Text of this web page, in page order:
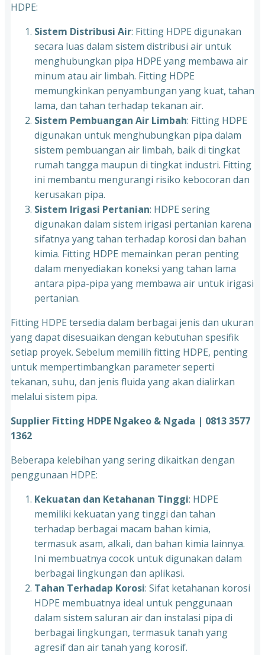
HDPE:
Sistem Distribusi Air: Fitting HDPE digunakan
secara luas dalam sistem distribusi air untuk
menghubungkan pipa HDPE yang membawa air
minum atau air limbah. Fitting HDPE
memungkinkan penyambungan yang kuat, tahan
lama, dan tahan terhadap tekanan air.
Sistem Pembuangan Air Limbah: Fitting HDPE
digunakan untuk menghubungkan pipa dalam
sistem pembuangan air limbah, baik di tingkat
rumah tangga maupun di tingkat industri. Fitting
ini membantu mengurangi risiko kebocoran dan
kerusakan pipa.
Sistem Irigasi Pertanian: HDPE sering
digunakan dalam sistem irigasi pertanian karena
sifatnya yang tahan terhadap korosi dan bahan
kimia. Fitting HDPE memainkan peran penting
dalam menyediakan koneksi yang tahan lama
antara pipa-pipa yang membawa air untuk irigasi
pertanian.
Fitting HDPE tersedia dalam berbagai jenis dan ukuran
yang dapat disesuaikan dengan kebutuhan spesifik
setiap proyek. Sebelum memilih fitting HDPE, penting
untuk mempertimbangkan parameter seperti
tekanan, suhu, dan jenis fluida yang akan dialirkan
melalui sistem pipa.
Supplier Fitting HDPE Ngakeo & Ngada | 0813 3577
1362
Beberapa kelebihan yang sering dikaitkan dengan
penggunaan HDPE:
Kekuatan dan Ketahanan Tinggi: HDPE
memiliki kekuatan yang tinggi dan tahan
terhadap berbagai macam bahan kimia,
termasuk asam, alkali, dan bahan kimia lainnya.
Ini membuatnya cocok untuk digunakan dalam
berbagai lingkungan dan aplikasi.
Tahan Terhadap Korosi: Sifat ketahanan korosi
HDPE membuatnya ideal untuk penggunaan
dalam sistem saluran air dan instalasi pipa di
berbagai lingkungan, termasuk tanah yang
agresif dan air tanah yang korosif.